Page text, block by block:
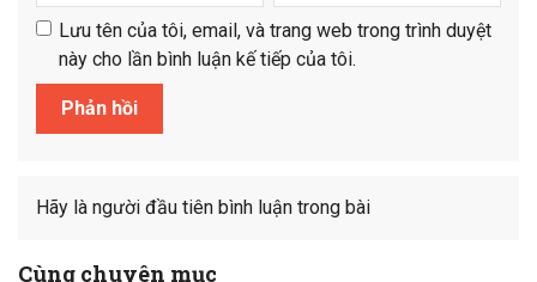
Lưu tên của tôi, email, và trang web trong trình duyệt
này cho lần bình luận kế tiếp của tôi.
Hãy là người đầu tiên bình luận trong bài
Cùng chuyên mục